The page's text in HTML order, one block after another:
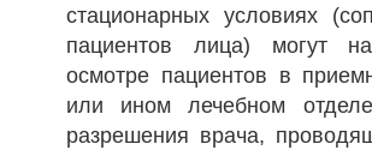
стационарных условиях
пациентов лица) могут
осмотре пациентов в
или ином лечебном
разрешения врача,